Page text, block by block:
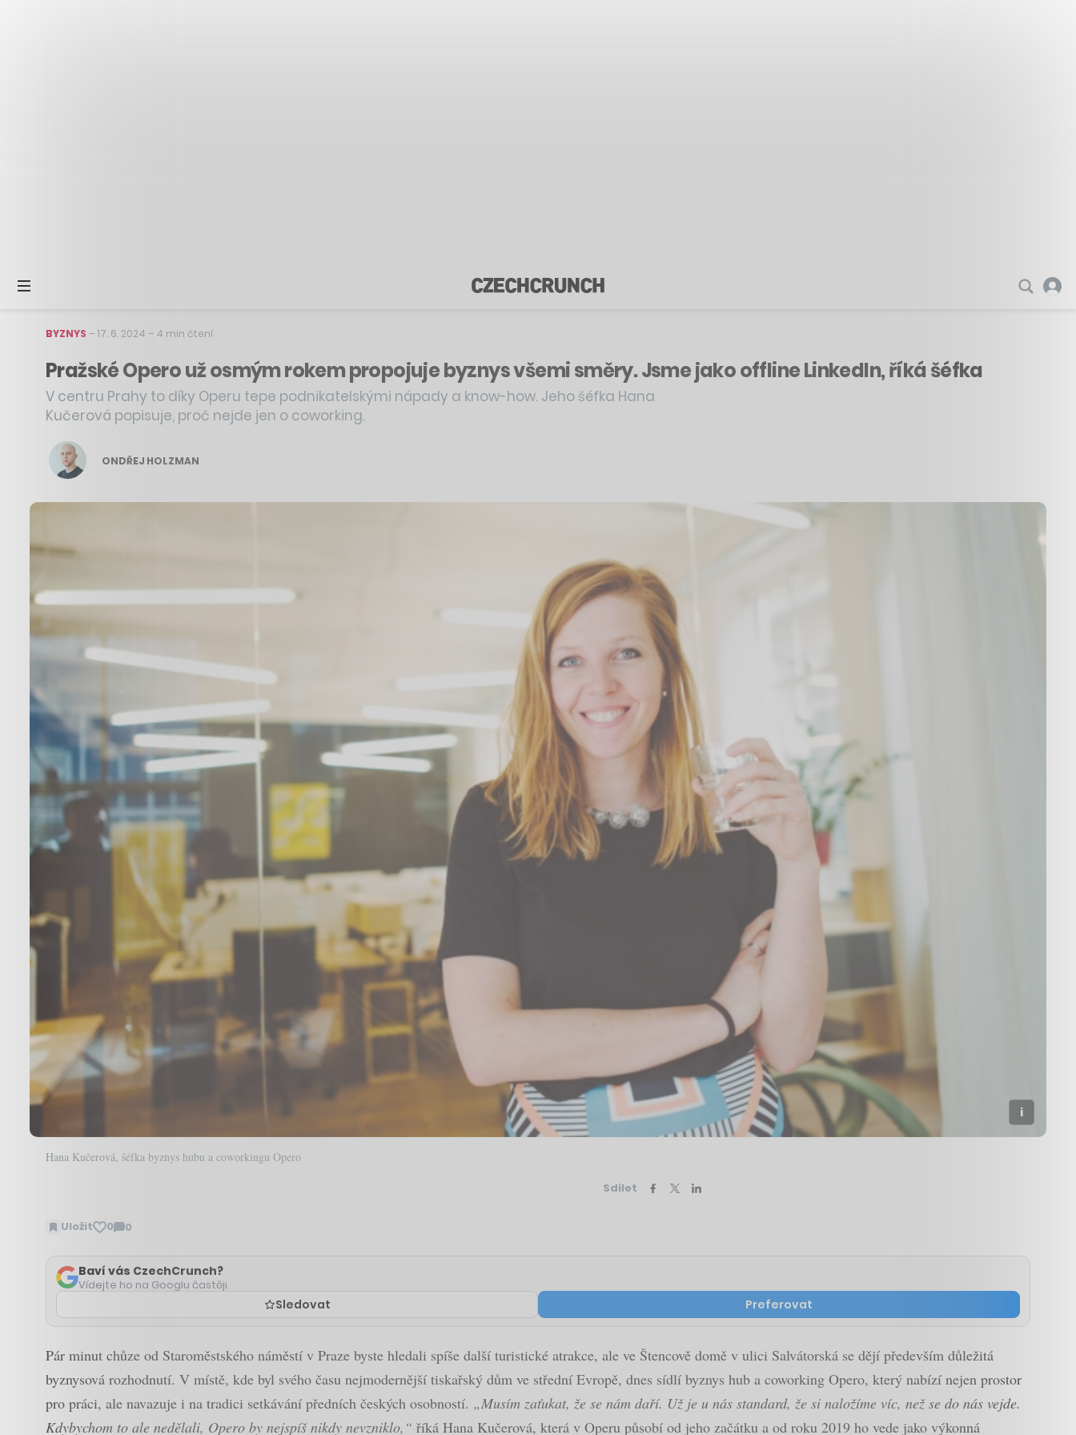
BYZNYS –17. 6. 2024 – 4 min čtení
Pražské Opero už osmým rokem propojuje byznys všemi směry. Jsme jako offline LinkedIn, říká šéfka
V centru Prahy to díky Operu tepe podnikatelskými nápady a know-how. Jeho šéfka Hana
Kučerová popisuje, proč nejde jen o coworking.
ONDŘEJ HOLZMAN
Hana Kučerová, šéfka byznys hubu a coworkingu Opero
Sdílet
Uložit 0 0
Zobrazit
Baví vás CzechCrunch?
Vídejte ho na Googlu častěji.
Sledovat Preferovat
Pár minut chůze od Staroměstského náměstí v Praze byste hledali spíše další turistické atrakce, ale ve Štencově domě v ulici Salvátorská se dějí především důležitá
byznysová rozhodnutí. V místě, kde byl svého času nejmodernější tiskařský dům ve střední Evropě, dnes sídlí byznys hub a coworking Opero, který nabízí nejen prostor
pro práci, ale navazuje i na tradici setkávání předních českých osobností. „Musím zaťukat, že se nám daří. Už je u nás standard, že si naložíme víc, než se do nás vejde.
Kdybychom to ale nedělali, Opero by nejspíš nikdy nevzniklo,“ říká Hana Kučerová, která v Operu působí od jeho začátku a od roku 2019 ho vede jako výkonná